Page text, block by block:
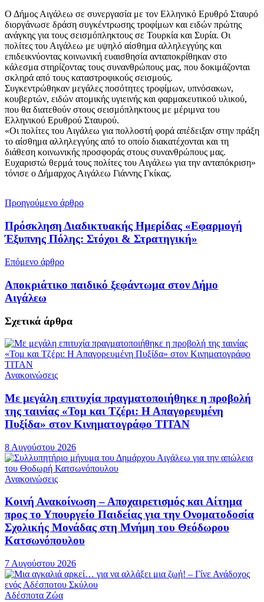
Ο Δήμος Αιγάλεω σε συνεργασία με τον Ελληνικό Ερυθρό Σταυρό
διοργάνωσε δράση συγκέντρωσης τροφίμων και ειδών πρώτης
ανάγκης για τους σεισμόπληκτους σε Τουρκία και Συρία. Οι
πολίτες του Αιγάλεω με υψηλό αίσθημα αλληλεγγύης και
επιδεικνύοντας κοινωνική ευαισθησία ανταποκρίθηκαν στο
κάλεσμα στηρίζοντας τους συνανθρώπους μας, που δοκιμάζονται
σκληρά από τους καταστροφικούς σεισμούς.
Συγκεντρώθηκαν μεγάλες ποσότητες τροφίμων, υπνόσακων,
κουβερτών, ειδών ατομικής υγιεινής και φαρμακευτικού υλικού,
που θα διατεθούν στους σεισμόπληκτους με μέριμνα του
Ελληνικού Ερυθρού Σταυρού.
«Οι πολίτες του Αιγάλεω για πολλοστή φορά απέδειξαν στην πράξη
το αίσθημα αλληλεγγύης από το οποίο διακατέχονται και τη
διάθεση κοινωνικής προσφοράς στους συνανθρώπους μας.
Ευχαριστώ θερμά τους πολίτες του Αιγάλεω για την ανταπόκριση»
τόνισε ο Δήμαρχος Αιγάλεω Γιάννης Γκίκας.
Προηγούμενο άρθρο
Πρόσκληση Διαδικτυακής Ημερίδας «Εφαρμογή
Έξυπνης Πόλης: Στόχοι & Στρατηγική»
Επόμενο άρθρο
Αποκριάτικο παιδικό ξεφάντωμα στον Δήμο
Αιγάλεω
Σχετικά άρθρα
Ανακοινώσεις
Με μεγάλη επιτυχία πραγματοποιήθηκε η προβολή
της ταινίας «Τομ και Τζέρι: Η Απαγορευμένη
Πυξίδα» στον Κινηματογράφο ΤΙΤΑΝ
8 Αυγούστου 2026
Ανακοινώσεις
Κοινή Ανακοίνωση – Αποχαιρετισμός και Αίτημα
προς το Υπουργείο Παιδείας για την Ονοματοδοσία
Σχολικής Μονάδας στη Μνήμη του Θεόδωρου
Κατσωνόπουλου
7 Αυγούστου 2026
Αδέσποτα Ζώα